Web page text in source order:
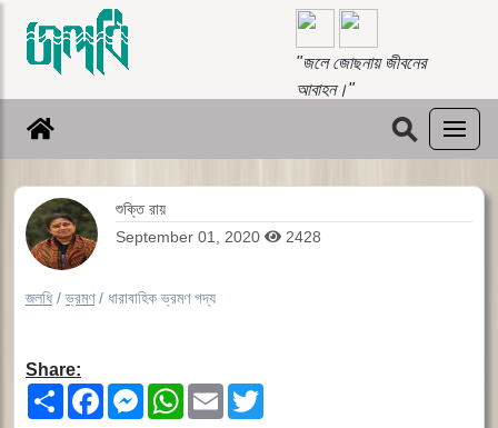
"জলে জোছনায় জীবনের
আবাহন।"
⚲
শুক্তি রায়
September 01, 2020 2428
জলধি/ভ্রমণ/ ধারাবাহিক ভ্রমণ গদ্য
Share:
ShareFacebookMessenger
WhatsApp
Email